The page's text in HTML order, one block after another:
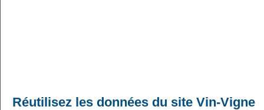
Réutilisez les données du site Vin-Vigne